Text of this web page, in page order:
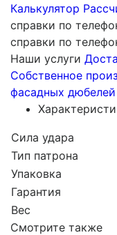
Калькулятор
справки по
справки по
Наши услуги
Собственное
фасадных дюбелей
Сила удара
Тип патрона
Упаковка
Гарантия
Вес
Смотрите также